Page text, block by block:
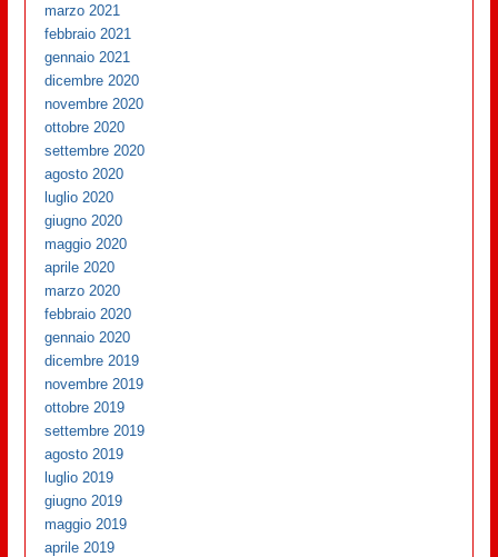
marzo 2021
febbraio 2021
gennaio 2021
dicembre 2020
novembre 2020
ottobre 2020
settembre 2020
agosto 2020
luglio 2020
giugno 2020
maggio 2020
aprile 2020
marzo 2020
febbraio 2020
gennaio 2020
dicembre 2019
novembre 2019
ottobre 2019
settembre 2019
agosto 2019
luglio 2019
giugno 2019
maggio 2019
aprile 2019